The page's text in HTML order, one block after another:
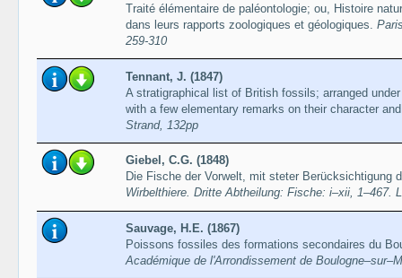
Traité élémentaire de paléontologie; ou, Histoire
dans leurs rapports zoologiques et géologiques.
259-310
Tennant, J. (1847)
A stratigraphical list of British fossils; arranged
with a few elementary remarks on their character
Strand, 132pp
Giebel, C.G. (1848)
Die Fische der Vorwelt, mit steter Berücksichtigung
Wirbelthiere. Dritte Abtheilung: Fische: i–xii, 1–467.
Sauvage, H.E. (1867)
Poissons fossiles des formations secondaires du
Académique de l'Arrondissement de